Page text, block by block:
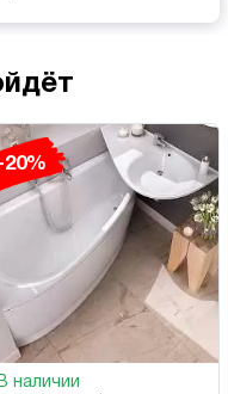
20%
В наличии